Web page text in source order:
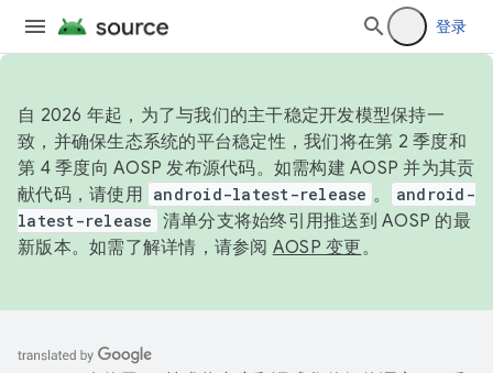
登录
自 2026 年起，为了与我们的主干稳定开发模型保持一
致，并确保生态系统的平台稳定性，我们将在第 2 季度和
第 4 季度向 AOSP 发布源代码。如需构建 AOSP 并为其贡
献代码，请使用 android-latest-release 。
android-
latest-release 清单分支将始终引用推送到 AOSP 的最
新版本。如需了解详情，请参阅 AOSP 变更。